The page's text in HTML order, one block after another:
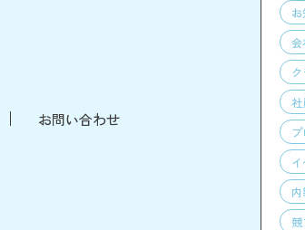
お問い合わせ
会
社
競